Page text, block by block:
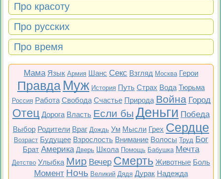
Про красоту
Про русских
Про время
Мама Язык Армия Шанс Секс Взгляд Москва Герои
Правда Муж История Путь Страх Вода Тюрьма
Россия Работа Свобода Счастье Природа Война Город
Отец Дорога Власть Если бы Деньги Победа
Выбор Родители Враг Дождь Ум Мысли Грех Сердце
Возраст Будущее Взрослость Внимание Волосы Труд Бог
Брат Америка Дверь Школа Помощь Бабушка Мечта
Детство Улыбка Мир Вечер Смерть Животные Боль
Момент Ночь Великий Дядя Дурак Надежда